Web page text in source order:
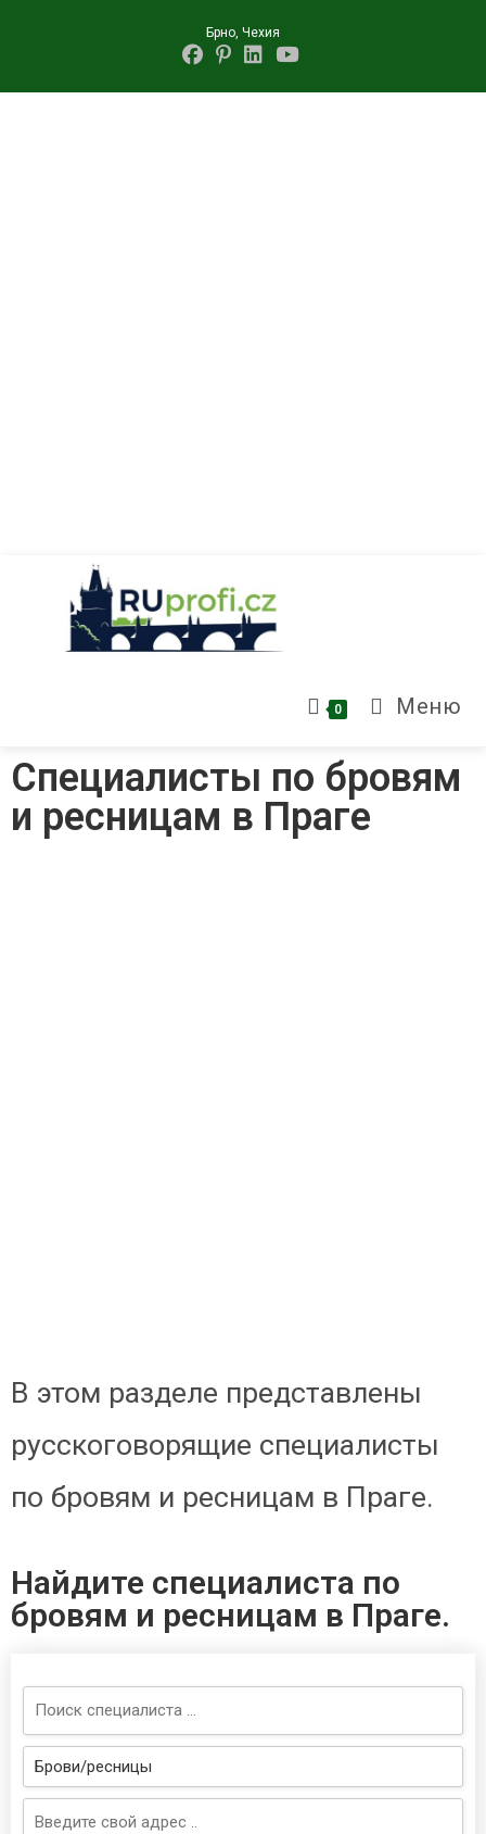
Брно, Чехия
0 Меню
Специалисты по бровям
и ресницам в Праге
В этом разделе представлены
русскоговорящие специалисты
по бровям и ресницам в Праге.
Найдите специалиста по
бровям и ресницам в Праге.